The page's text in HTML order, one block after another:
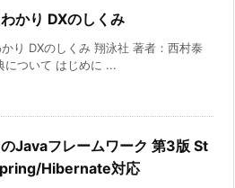
かり DXのしくみ
り DXのしくみ 翔泳社 著者：西村泰
について はじめに ...
Javaフレームワーク 第3版 St
Hibernate対応